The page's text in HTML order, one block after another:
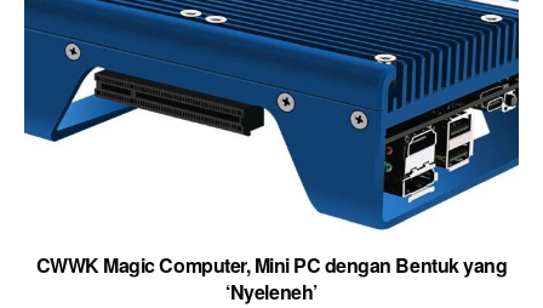
CWWK Magic Computer, Mini PC dengan Bentuk yang
‘Nyeleneh’